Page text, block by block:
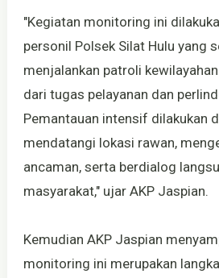
"Kegiatan monitoring ini
personil Polsek Silat Hulu yang
menjalankan patroli
dari tugas pelayanan dan
Pemantauan intensif dilakukan
mendatangi lokasi rawan,
ancaman, serta berdialog
masyarakat," ujar AKP Jaspian.
Kemudian AKP Jaspian
monitoring ini merupakan